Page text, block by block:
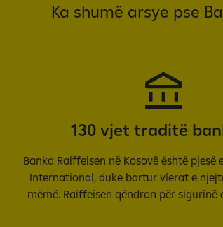
Ka shumë arsye pse
130 vjet traditë
Banka Raiffeisen në Kosovë është pjesë
International, duke bartur vlerat e
mëmë. Raiffeisen qëndron për